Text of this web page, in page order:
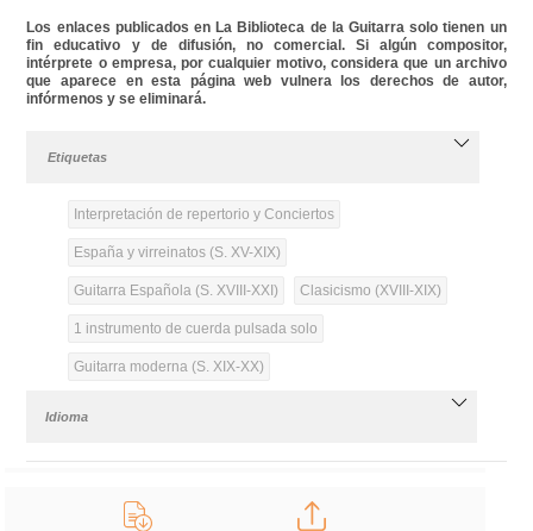
Los enlaces publicados en La Biblioteca de la Guitarra solo tienen un
fin educativo y de difusión, no comercial. Si algún compositor,
intérprete o empresa, por cualquier motivo, considera que un archivo
que aparece en esta página web vulnera los derechos de autor,
infórmenos y se eliminará.
Etiquetas
Interpretación de repertorio y Conciertos
España y virreinatos (S. XV-XIX)
Guitarra Española (S. XVIII-XXI) Clasicismo (XVIII-XIX)
1 instrumento de cuerda pulsada solo
Guitarra moderna (S. XIX-XX)
Idioma